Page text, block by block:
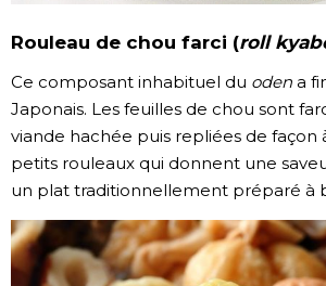
Rouleau de chou farci (roll
Ce composant inhabituel du oden a
Japonais. Les feuilles de chou sont
viande hachée puis repliées de façon
petits rouleaux qui donnent une
un plat traditionnellement préparé à